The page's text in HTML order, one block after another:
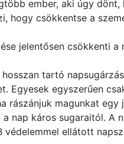
ember, aki úgy
hogy csökkentse a
jelentősen csökkenti
tartó
Egyesek egyszerűen
rászánjuk magunkat
nap káros sugaraitól. A
védelemmel ellátott